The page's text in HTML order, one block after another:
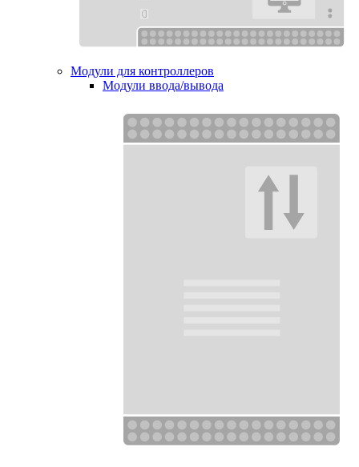
Модули для контроллеров
Модули ввода/вывода